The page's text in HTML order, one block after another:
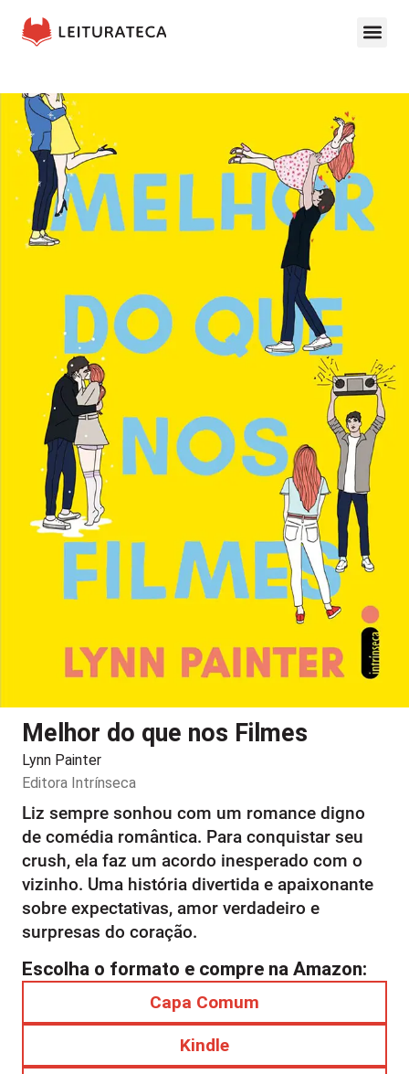
Melhor do que nos Filmes
Lynn Painter
Editora Intrínseca
Liz sempre sonhou com um romance digno
de comédia romântica. Para conquistar seu
crush, ela faz um acordo inesperado com o
vizinho. Uma história divertida e apaixonante
sobre expectativas, amor verdadeiro e
surpresas do coração.
Escolha o formato e compre na Amazon:
Capa Comum
Kindle